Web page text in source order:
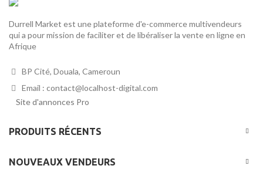
Durrell Market est une plateforme d'e-commerce multivendeurs
qui a pour mission de faciliter et de libéraliser la vente en ligne en
Afrique
BP Cité, Douala, Cameroun
Email : contact@localhost-digital.com
Site d'annonces Pro
PRODUITS RÉCENTS
NOUVEAUX VENDEURS